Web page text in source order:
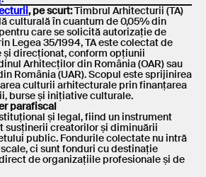
, pe scurt:Timbrul Arhitecturii (TA)
culturală în cuantum de 0,05% din
care se solicită autorizație de
Legea 35/1994, TA este colectat de
direcționat, conform opțiunii
Arhitecților din România (OAR) sau
România (UAR). Scopul este sprijinirea
culturii arhitecturale prin finanțarea
burse și inițiative culturale.
parafiscal
și legal, fiind un instrument
susținerii creatorilor și diminuării
public. Fondurile colectate nu intră
ci sunt fonduri cu destinație
de organizațiile profesionale și de